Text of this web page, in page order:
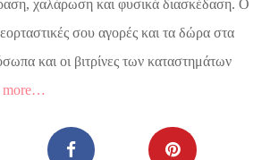
χαλάρωση και φυσικά διασκέδαση. Ο
εορταστικές σου αγορές και τα δώρα στα
και οι βιτρίνες των καταστημάτων
more…